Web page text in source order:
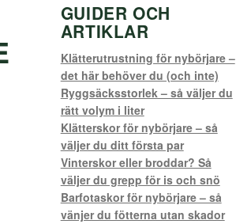
GUIDER OCH
ARTIKLAR
Klätterutrustning för nybörjare –
det här behöver du (och inte)
Ryggsäcksstorlek – så väljer du
rätt volym i liter
Klätterskor för nybörjare – så
väljer du ditt första par
Vinterskor eller broddar? Så
väljer du grepp för is och snö
Barfotaskor för nybörjare – så
vänjer du fötterna utan skador